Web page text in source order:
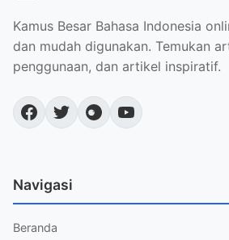
Kamus Besar Bahasa Indonesia
dan mudah digunakan. Temukan
penggunaan, dan artikel inspiratif.
Navigasi
Beranda